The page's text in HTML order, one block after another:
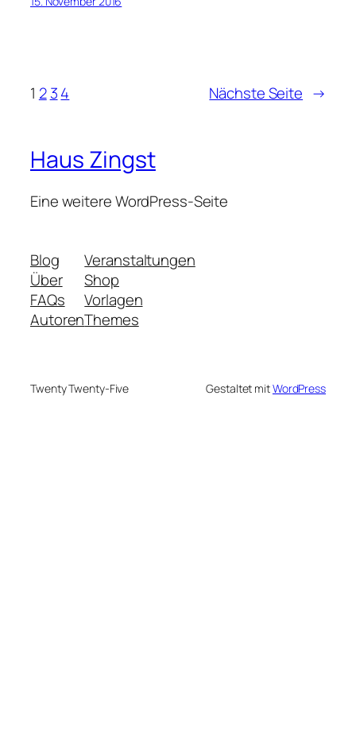
1 2 34 Nächste Seite →
Haus Zingst
Eine weitere WordPress-Seite
Blog
Über
FAQs
Autoren
Veranstaltungen
Shop
Vorlagen
Themes
Twenty Twenty-Five Gestaltet mitWordPress